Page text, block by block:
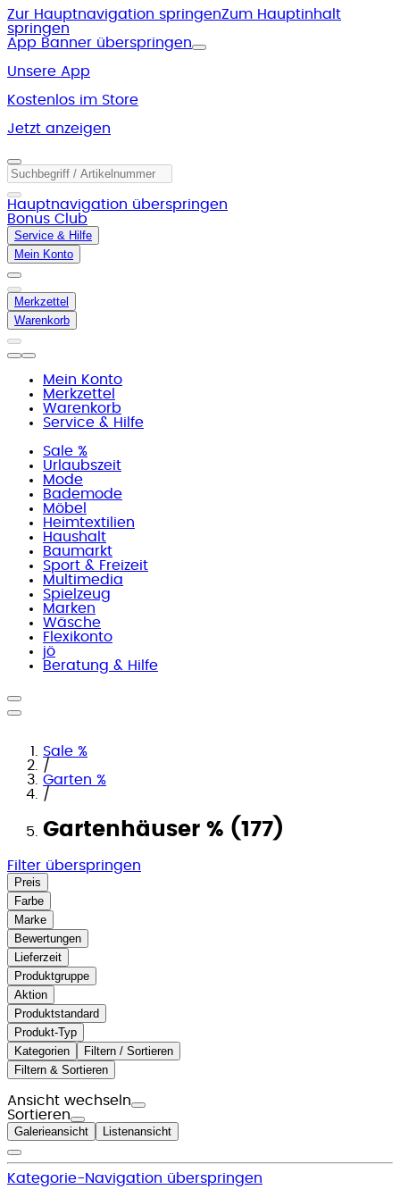
Zur Hauptnavigation springenZum Hauptinhalt
springen
App Banner überspringen
Unsere App
Kostenlos im Store
Jetzt anzeigen
Hauptnavigation überspringen
Bonus Club
Service & Hilfe
Mein Konto
Merkzettel
Warenkorb
Mein Konto
Merkzettel
Warenkorb
Service & Hilfe
Sale %
Urlaubszeit
Mode
Bademode
Möbel
Heimtextilien
Haushalt
Baumarkt
Sport & Freizeit
Multimedia
Spielzeug
Marken
Wäsche
Flexikonto
jö
Beratung & Hilfe
Sale %
/
Garten %
/
Gartenhäuser % (177)
Filter überspringen
Preis
Farbe
Marke
Bewertungen
Lieferzeit
Produktgruppe
Aktion
Produktstandard
Produkt-Typ
Kategorien
Filtern / Sortieren
Filtern & Sortieren
Ansicht wechseln
Sortieren
Galerieansicht Listenansicht
Kategorie-Navigation überspringen